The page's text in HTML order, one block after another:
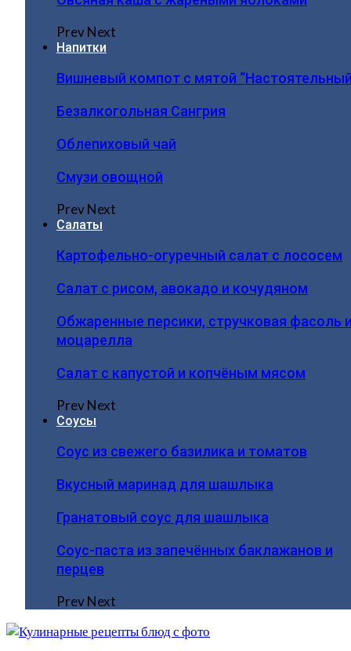
PrevNext
Напитки
Вишневый компот с мятой
Безалкогольная Сангрия
Облепиховый чай
Смузи овощной
PrevNext
Салаты
Картофельно-огуречный салат с лососем
Салат с рисом, авокадо и кочудяном
Обжаренные персики, стручковая фасоль
моцарелла
Салат с капустой и копчёным мясом
PrevNext
Соусы
Соус из свежего базилика и томатов
Вкусный маринад для шашлыка
Гранатовый соус для шашлыка
Соус-паста из запечённых баклажанов и
перцев
PrevNext